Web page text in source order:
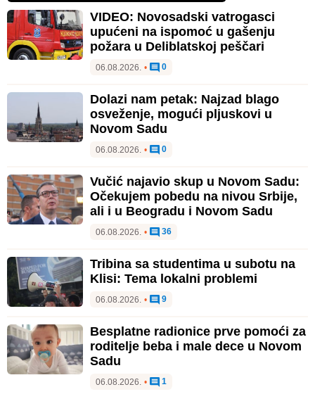
VIDEO: Novosadski vatrogasci
upućeni na ispomoć u gašenju
požara u Deliblatskoj peščari
06.08.2026. • 0
Dolazi nam petak: Najzad blago
osveženje, mogući pljuskovi u
Novom Sadu
06.08.2026. • 0
Vučić najavio skup u Novom Sadu:
Očekujem pobedu na nivou Srbije,
ali i u Beogradu i Novom Sadu
06.08.2026. • 36
Tribina sa studentima u subotu na
Klisi: Tema lokalni problemi
06.08.2026. • 9
Besplatne radionice prve pomoći za
roditelje beba i male dece u Novom
Sadu
06.08.2026. • 1